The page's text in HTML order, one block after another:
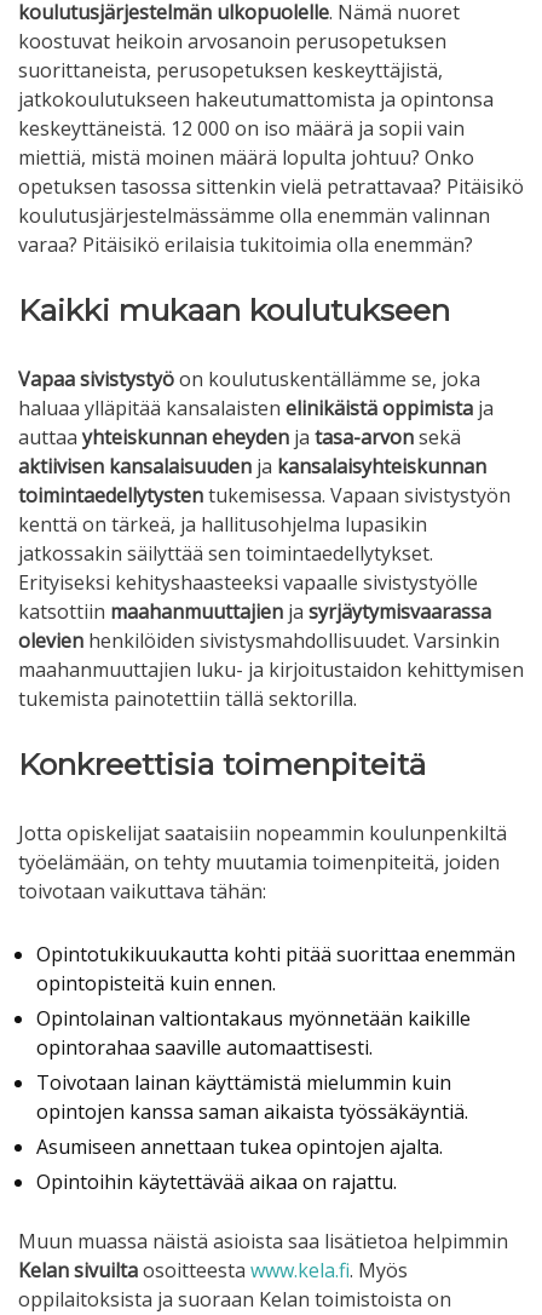
koulutusjärjestelmän ulkopuolelle. Nämä nuoret
koostuvat heikoin arvosanoin perusopetuksen
suorittaneista, perusopetuksen keskeyttäjistä,
jatkokoulutukseen hakeutumattomista ja opintonsa
keskeyttäneistä. 12 000 on iso määrä ja sopii vain
miettiä, mistä moinen määrä lopulta johtuu? Onko
opetuksen tasossa sittenkin vielä petrattavaa? Pitäisikö
koulutusjärjestelmässämme olla enemmän valinnan
varaa? Pitäisikö erilaisia tukitoimia olla enemmän?
Kaikki mukaan koulutukseen
Vapaa sivistystyöon koulutuskentällämme se, joka
haluaa ylläpitää kansalaisten elinikäistä oppimista ja
auttaa yhteiskunnan eheyden ja tasa-arvonsekä
aktiivisen kansalaisuuden ja kansalaisyhteiskunnan
toimintaedellytystentukemisessa. Vapaan sivistystyön
kenttä on tärkeä, ja hallitusohjelma lupasikin
jatkossakin säilyttää sen toimintaedellytykset.
Erityiseksi kehityshaasteeksi vapaalle sivistystyölle
katsottiin maahanmuuttajien ja syrjäytymisvaarassa
olevien henkilöiden sivistysmahdollisuudet. Varsinkin
maahanmuuttajien luku- ja kirjoitustaidon kehittymisen
tukemista painotettiin tällä sektorilla.
Konkreettisia toimenpiteitä
Jotta opiskelijat saataisiin nopeammin koulunpenkiltä
työelämään, on tehty muutamia toimenpiteitä, joiden
toivotaan vaikuttava tähän:
Opintotukikuukautta kohti pitää suorittaa enemmän
opintopisteitä kuin ennen.
Opintolainan valtiontakaus myönnetään kaikille
opintorahaa saaville automaattisesti.
Toivotaan lainan käyttämistä mielummin kuin
opintojen kanssa saman aikaista työssäkäyntiä.
Asumiseen annettaan tukea opintojen ajalta.
Opintoihin käytettävää aikaa on rajattu.
Muun muassa näistä asioista saa lisätietoa helpimmin
Kelan sivuiltaosoitteesta www.kela.fi. Myös
oppilaitoksista ja suoraan Kelan toimistoista on